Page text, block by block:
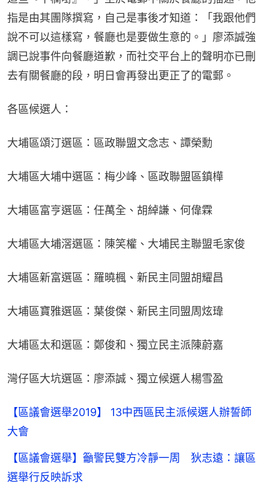
指是由其團隊撰寫，自己是事後才知道：「我跟他們
說不可以這樣寫，餐廳也是要做生意的。」廖添誠強
調已說事件向餐廳道歉，而社交平台上的聲明亦已刪
去有關餐廳的段，明日會再發出更正了的電郵。
各區候選人：
大埔區頌汀選區：區政聯盟文念志、譚榮勳
大埔區大埔中選區：梅少峰、區政聯盟區鎮樺
大埔區富亨選區：任萬全、胡綽謙、何偉霖
大埔區大埔滘選區：陳笑權、大埔民主聯盟毛家俊
大埔區新富選區：羅曉楓、新民主同盟胡耀昌
大埔區寶雅選區：葉俊傑、新民主同盟周炫瑋
大埔區太和選區：鄭俊和、獨立民主派陳蔚嘉
灣仔區大坑選區：廖添誠、獨立候選人楊雪盈
【區議會選舉2019】 13中西區民主派候選人辦誓師
大會
【區議會選舉】籲警民雙方冷靜一周 狄志遠：讓區
選舉行反映訴求